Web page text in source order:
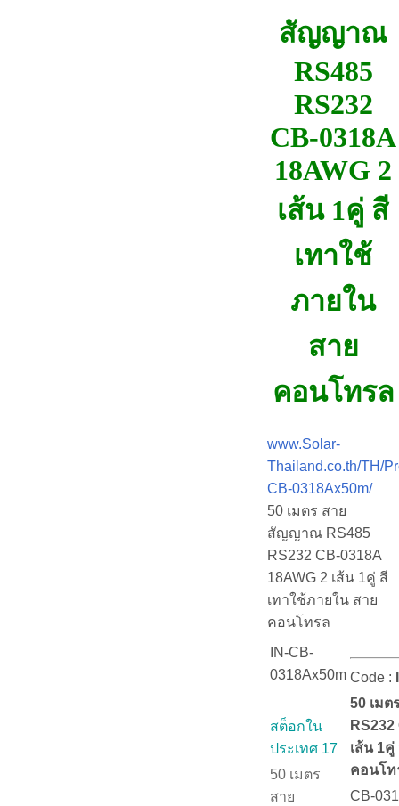
สัญญาณ
RS485
RS232
CB-0318A
18AWG 2
เส้น 1คู่ สี
เทาใช้
ภายใน
สาย
คอนโทรล
www.Solar-
Thailand.co.th/TH/
CB-0318Ax50m/
50 เมตร สาย
สัญญาณ RS485
RS232 CB-0318A
18AWG 2 เส้น 1คู่ สี
เทาใช้ภายใน สาย
คอนโทรล
IN-CB-
0318Ax50m
สต็อกใน
ประเทศ 17
50 เมตร
สาย
Code :
50 เม
เส้น 1คู่
คอนโท
CB-